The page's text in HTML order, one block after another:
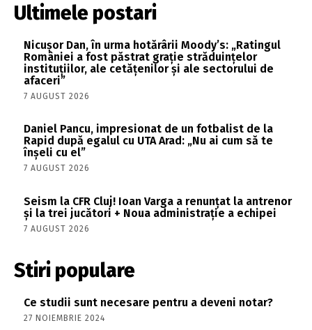
Ultimele postari
Nicușor Dan, în urma hotărârii Moody’s: „Ratingul
României a fost păstrat grație străduințelor
instituțiilor, ale cetățenilor și ale sectorului de
afaceri”
7 AUGUST 2026
Daniel Pancu, impresionat de un fotbalist de la
Rapid după egalul cu UTA Arad: „Nu ai cum să te
înșeli cu el”
7 AUGUST 2026
Seism la CFR Cluj! Ioan Varga a renunțat la antrenor
și la trei jucători + Noua administrație a echipei
7 AUGUST 2026
Stiri populare
Ce studii sunt necesare pentru a deveni notar?
27 NOIEMBRIE 2024